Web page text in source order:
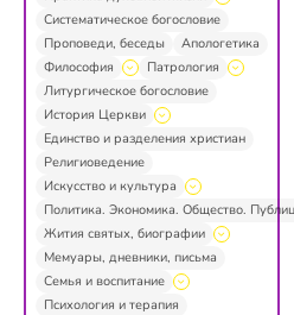
Систематическое богословие
Проповеди, беседы
Апологетика
Философия
Патрология
Литургическое богословие
История Церкви
Единство и разделения христиан
Религиоведение
Искусство и культура
Политика. Экономика. Общество.
Жития святых, биографии
Мемуары, дневники, письма
Семья и воспитание
Психология и терапия